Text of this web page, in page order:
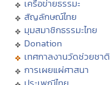
เครือข่ายธรรมะ
สัญลักษณ์ไทย
มุมสมาชิกธรรมะไทย
Donation
เทศกาลงานวัดช่วยชาติ
การเผยแผ่ศาสนา